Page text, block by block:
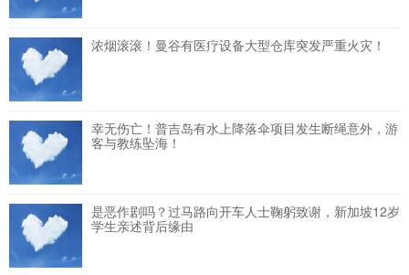
浓烟滚滚！曼谷有医疗设备大型仓库突发严重火灾！
幸无伤亡！普吉岛有水上降落伞项目发生断绳意外，游
客与教练坠海！
是恶作剧吗？过马路向开车人士鞠躬致谢，新加坡12岁
学生亲述背后缘由